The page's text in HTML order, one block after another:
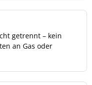
getrennt – kein
an Gas oder